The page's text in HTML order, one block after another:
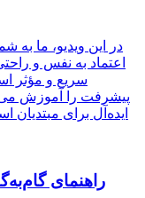
در این ویدیو، ما به
اعتماد به نفس و
سریع و مؤثر
پیشرفت را آموزش
ایده‌آل برای
راهنمای